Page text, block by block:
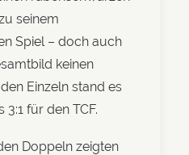
seinem
Spiel – doch auch
keinen
Einzeln stand es
für den TCF.
Doppeln zeigten